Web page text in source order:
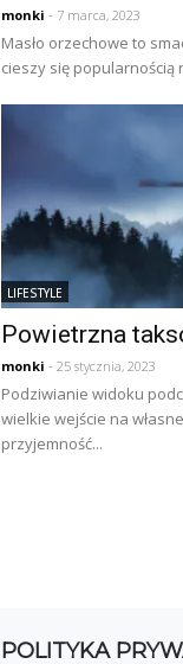
monki - 7 marca, 2023
Masło orzechowe to
cieszy się popularnością
LIFESTYLE
Powietrzna
monki - 25 stycznia, 2023
Podziwianie widoku
wielkie wejście na
przyjemność...
POLITYKA